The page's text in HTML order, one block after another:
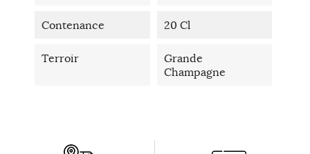
Contenance 20 Cl
Terroir
Grande
Champagne